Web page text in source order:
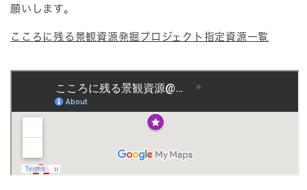
願いします。
こころに残る景観資源発掘プロジェクト指定資源一覧